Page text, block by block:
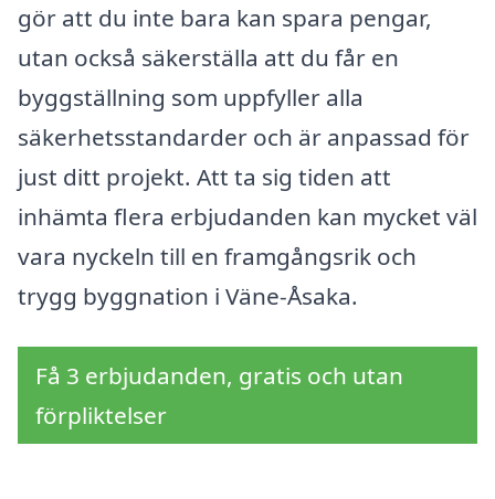
gör att du inte bara kan spara pengar,
utan också säkerställa att du får en
byggställning som uppfyller alla
säkerhetsstandarder och är anpassad för
just ditt projekt. Att ta sig tiden att
inhämta flera erbjudanden kan mycket väl
vara nyckeln till en framgångsrik och
trygg byggnation i Väne-Åsaka.
Få 3 erbjudanden, gratis och utan
förpliktelser